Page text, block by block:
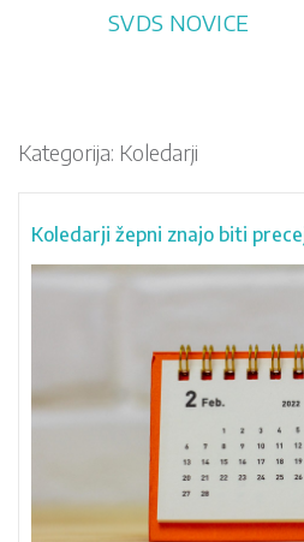
SVDS NOVICE
Kategorija: Koledarji
Koledarji žepni znajo biti